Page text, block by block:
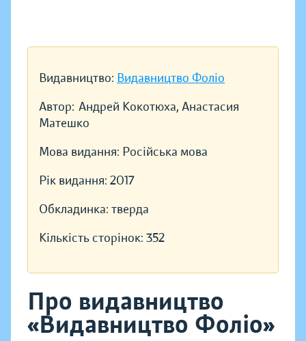
Видавництво: Видавництво Фоліо
Автор: Андрей Кокотюха, Анастасия
Матешко
Мова видання: Російська мова
Рік видання: 2017
Обкладинка: тверда
Кількість сторінок: 352
Про видавництво
«Видавництво Фоліо»